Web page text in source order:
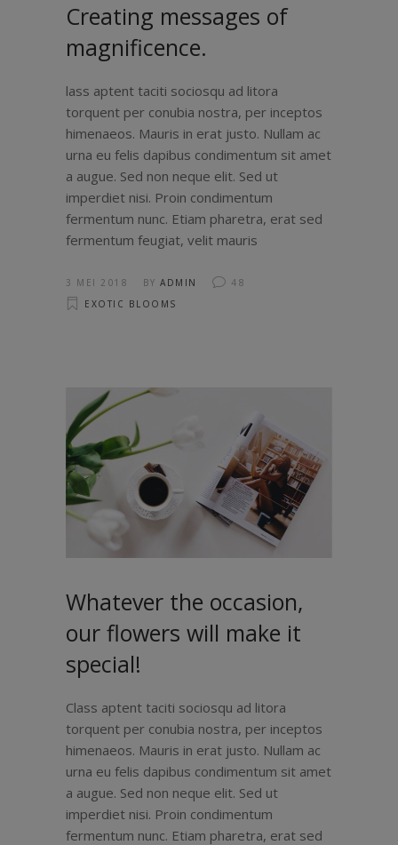
Creating messages of
magnificence.
lass aptent taciti sociosqu ad litora
torquent per conubia nostra, per inceptos
himenaeos. Mauris in erat justo. Nullam ac
urna eu felis dapibus condimentum sit amet
a augue. Sed non neque elit. Sed ut
imperdiet nisi. Proin condimentum
fermentum nunc. Etiam pharetra, erat sed
fermentum feugiat, velit mauris
3 MEI 2018 BY ADMIN
48
EXOTIC BLOOMS
Whatever the occasion,
our flowers will make it
special!
Class aptent taciti sociosqu ad litora
torquent per conubia nostra, per inceptos
himenaeos. Mauris in erat justo. Nullam ac
urna eu felis dapibus condimentum sit amet
a augue. Sed non neque elit. Sed ut
imperdiet nisi. Proin condimentum
fermentum nunc. Etiam pharetra, erat sed